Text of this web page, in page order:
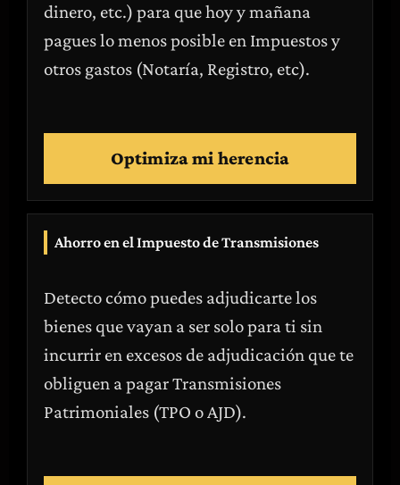
dinero, etc.) para que hoy y mañana
pagues lo menos posible en Impuestos y
otros gastos (Notaría, Registro, etc).
Optimiza mi herencia
Ahorro en el Impuesto de Transmisiones
Detecto cómo puedes adjudicarte los
bienes que vayan a ser solo para ti sin
incurrir en excesos de adjudicación que te
obliguen a pagar Transmisiones
Patrimoniales (TPO o AJD).